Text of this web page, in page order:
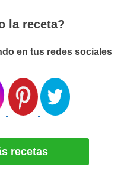
la receta?
en tus redes sociales
recetas